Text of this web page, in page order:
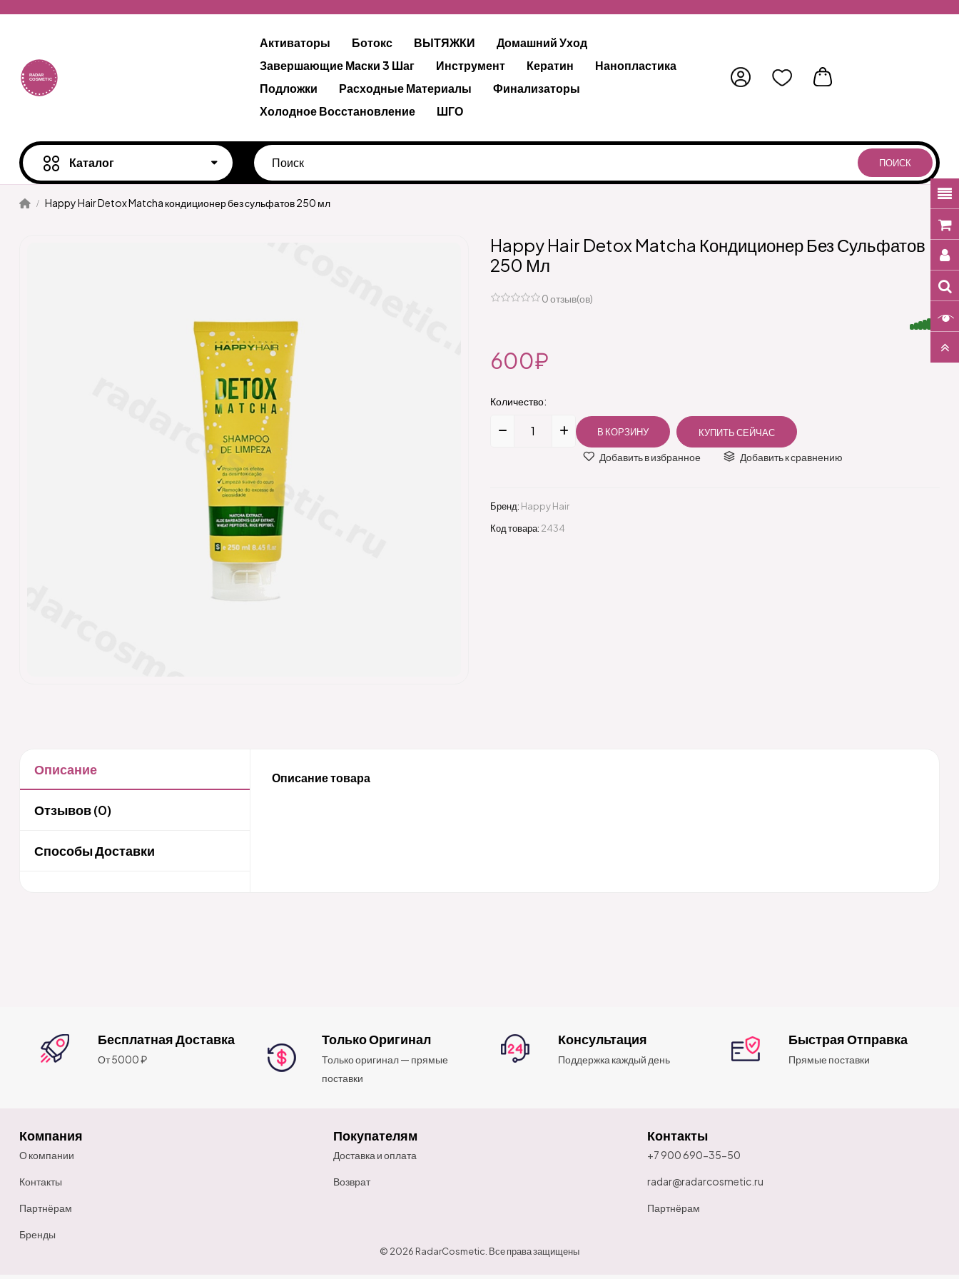
Активаторы Ботокс ВЫТЯЖКИ
Домашний Уход
Завершающие Маски 3 Шаг
Инструмент Кератин
Нанопластика
Подложки
Расходные Материалы
Финализаторы
Холодное Восстановление
ШГО
Каталог ПОИСК
Happy Hair Detox Matcha кондиционер без сульфатов 250 мл
Happy Hair Detox Matcha Кондиционер Без Сульфатов
250 Мл
0 отзыв(ов)
600₽
Количество:
Добавить в избранное Добавить к сравнению
Бренд: Happy Hair
Код товара: 2434
Описание
Отзывов (0)
Способы Доставки
Описание товара
Бесплатная Доставка
От 5000 ₽
Только Оригинал
Только оригинал — прямые
поставки
Консультация
Поддержка каждый день
Быстрая Отправка
Прямые поставки
Компания
О компании
Контакты
Партнёрам
Бренды
Покупателям
Доставка и оплата
Возврат
Контакты
+7 900 690-35-50
radar@radarcosmetic.ru
Партнёрам
© 2026 RadarCosmetic. Все права защищены